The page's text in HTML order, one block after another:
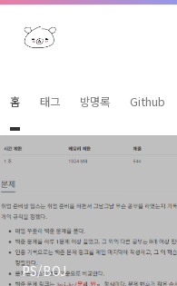
본문 바로가기
홈 태그 방명록 Github
PS/BOJ